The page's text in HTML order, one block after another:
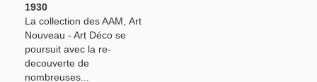
1930
La collection des AAM, Art
Nouveau - Art Déco se
poursuit avec la re-
decouverte de
nombreuses...